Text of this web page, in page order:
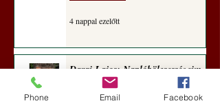
4 nappal ezelőtt
Darai Lajos: Naplóbölcsességeim
Phone Email Facebook